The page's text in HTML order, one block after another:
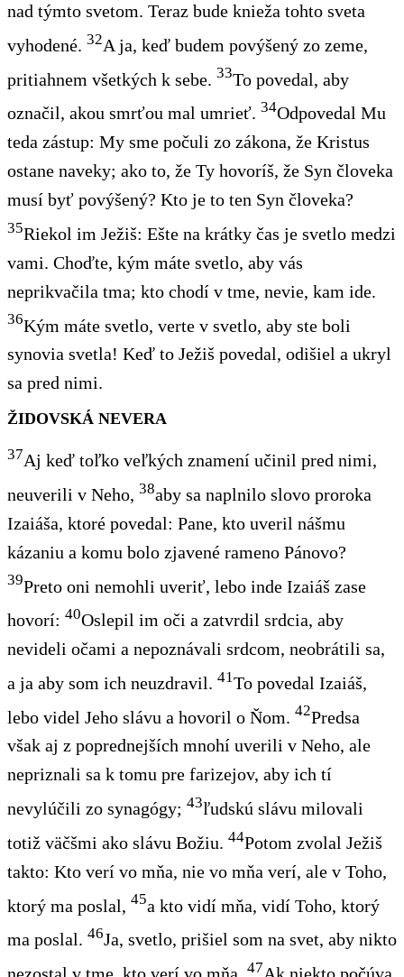
nad týmto svetom. Teraz bude knieža tohto sveta
vyhodené. 32A ja, keď budem povýšený zo zeme,
pritiahnem všetkých k sebe. 33To povedal, aby
označil, akou smrťou mal umrieť. 34Odpovedal Mu
teda zástup: My sme počuli zo zákona, že Kristus
ostane naveky; ako to, že Ty hovoríš, že Syn človeka
musí byť povýšený? Kto je to ten Syn človeka?
35Riekol im Ježiš: Ešte na krátky čas je svetlo medzi
vami. Choďte, kým máte svetlo, aby vás
neprikvačila tma; kto chodí v tme, nevie, kam ide.
36Kým máte svetlo, verte v svetlo, aby ste boli
synovia svetla! Keď to Ježiš povedal, odišiel a ukryl
sa pred nimi.
ŽIDOVSKÁ NEVERA
37Aj keď toľko veľkých znamení učinil pred nimi,
neuverili v Neho, 38aby sa naplnilo slovo proroka
Izaiáša, ktoré povedal: Pane, kto uveril nášmu
kázaniu a komu bolo zjavené rameno Pánovo?
39Preto oni nemohli uveriť, lebo inde Izaiáš zase
hovorí: 40Oslepil im oči a zatvrdil srdcia, aby
nevideli očami a nepoznávali srdcom, neobrátili sa,
a ja aby som ich neuzdravil. 41To povedal Izaiáš,
lebo videl Jeho slávu a hovoril o Ňom. 42Predsa
však aj z poprednejších mnohí uverili v Neho, ale
nepriznali sa k tomu pre farizejov, aby ich tí
nevylúčili zo synagógy; 43ľudskú slávu milovali
totiž väčšmi ako slávu Božiu. 44Potom zvolal Ježiš
takto: Kto verí vo mňa, nie vo mňa verí, ale v Toho,
ktorý ma poslal, 45a kto vidí mňa, vidí Toho, ktorý
ma poslal. 46Ja, svetlo, prišiel som na svet, aby nikto
47